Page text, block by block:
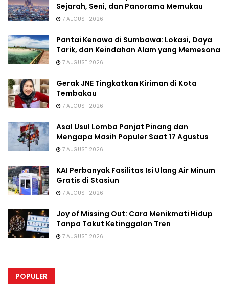
Sejarah, Seni, dan Panorama Memukau
7 AUGUST 2026
Pantai Kenawa di Sumbawa: Lokasi, Daya
Tarik, dan Keindahan Alam yang Memesona
7 AUGUST 2026
Gerak JNE Tingkatkan Kiriman di Kota
Tembakau
7 AUGUST 2026
Asal Usul Lomba Panjat Pinang dan
Mengapa Masih Populer Saat 17 Agustus
7 AUGUST 2026
KAI Perbanyak Fasilitas Isi Ulang Air Minum
Gratis di Stasiun
7 AUGUST 2026
Joy of Missing Out: Cara Menikmati Hidup
Tanpa Takut Ketinggalan Tren
7 AUGUST 2026
POPULER